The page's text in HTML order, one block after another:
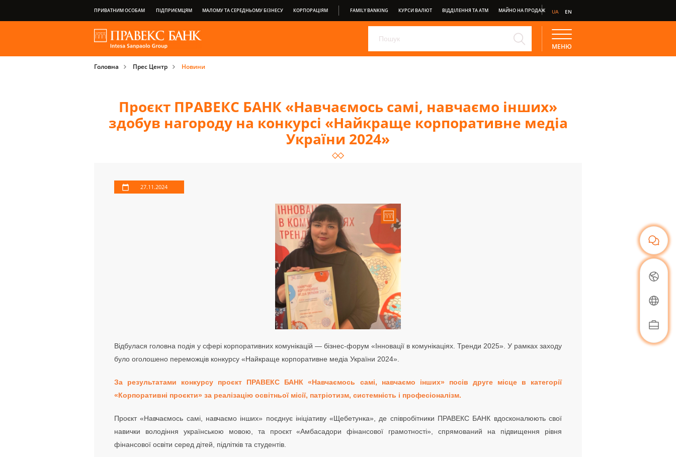
ПРИВАТНИМ ОСОБАМ ПІДПРИЄМЦЯМ МАЛОМУ ТА СЕРЕДНЬОМУ БІЗНЕСУ КОРПОРАЦІЯМ FAMILY BANKING КУРСИ ВАЛЮТ ВІДДІЛЕННЯ ТА АТМ МАЙНО НА ПРОДАЖ UA EN
НАША ГРУПА ПРО БАНК ДЕПОЗИТ СТАНДАРТ
ПРИВІЛЕЇ ПЛАТІЖНИХ КАРТОК
МЕНЮ
Головна Прес Центр Новини
Проєкт ПРАВЕКС БАНК «Навчаємось самі, навчаємо інших»
здобув нагороду на конкурсі «Найкраще корпоративне медіа
України 2024»
27.11.2024
Відбулася головна подія у сфері корпоративних комунікацій — бізнес-форум «Інновації в комунікаціях. Тренди 2025». У рамках заходу
було оголошено переможців конкурсу «Найкраще корпоративне медіа України 2024».
За результатами конкурсу проєкт ПРАВЕКС БАНК «Навчаємось самі, навчаємо інших» посів друге місце в категорії
«Корпоративні проєкти» за реалізацію освітньої місії, патріотизм, системність і професіоналізм.
Проєкт «Навчаємось самі, навчаємо інших» поєднує ініціативу «Щебетунка», де співробітники ПРАВЕКС БАНК вдосконалюють свої
навички володіння українською мовою, та проєкт «Амбасадори фінансової грамотності», спрямований на підвищення рівня
фінансової освіти серед дітей, підлітків та студентів.